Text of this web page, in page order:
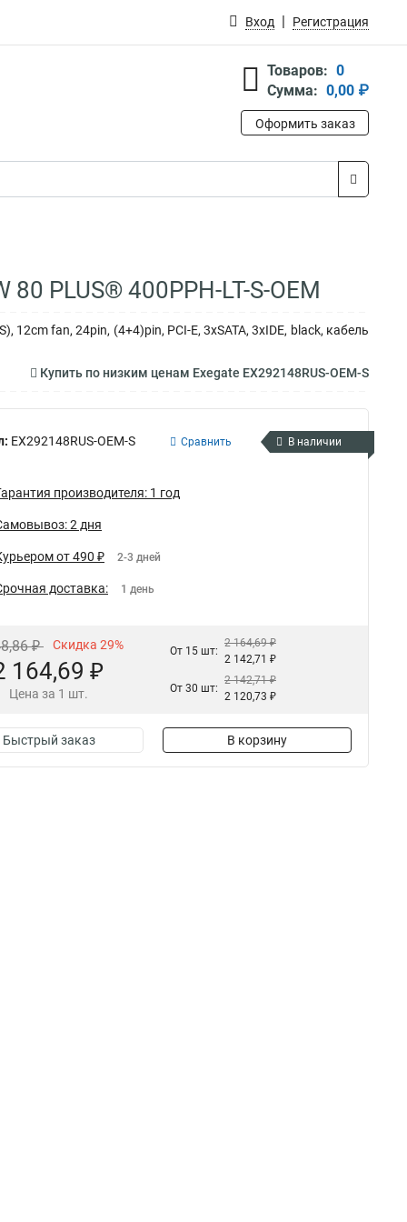
Вход Регистрация
Товаров: 0
Сумма: 0,00 ₽
Оформить заказ
PLUS® 400PPH-LT-S-OEM
12cm fan, 24pin, (4+4)pin, PCI-E, 3xSATA, 3xIDE, black, кабель
Купить по низким ценам Exegate EX292148RUS-OEM-S
EX292148RUS-OEM-S Сравнить В наличии
производителя: 1 год
2 дня
от 490 ₽ 2-3 дней
доставка: 1 день
₽ Скидка 29%
164,69 ₽
Цена за 1 шт.
От 15 шт:
2 164,69 ₽
2 142,71 ₽
От 30 шт:
2 142,71 ₽
2 120,73 ₽
Быстрый заказ В корзину